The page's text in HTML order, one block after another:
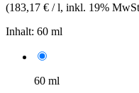
(183,17 € / l, inkl. 19%
Inhalt: 60 ml
60 ml